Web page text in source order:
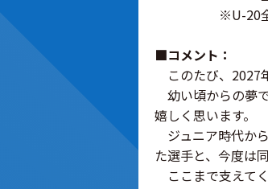
※U-20全日
■コメント：
このたび、2027
幼い頃からの夢
嬉しく思います。
ジュニア時代か
た選手と、今度は
ここまで支えて